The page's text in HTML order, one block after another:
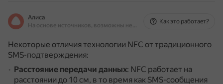
Алиса
На основе источников, возможны неточности
Как это работает?
Некоторые отличия технологии NFC от традиционного
SMS-подтверждения:
Расстояние передачи данных: NFC работает на
расстоянии до 10 см, в то время как SMS-сообщения